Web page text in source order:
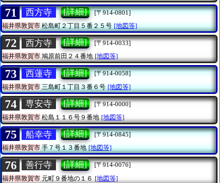
71 西方寺 [詳細]
[〒914-0801]
福井県敦賀市松島町２丁目５番２５号 [地図等]
72 西方寺 [詳細]
[〒914-0033]
福井県敦賀市鳩原前田２４番地 [地図等]
73 西蓮寺 [詳細]
[〒914-0058]
福井県敦賀市三島町１丁目３番６号 [地図等]
74 専安寺 [詳細]
[〒914-0000]
福井県敦賀市 松島１１６号９番地 [地図等]
75 船幸寺 [詳細]
[〒914-0845]
福井県敦賀市手７号１３番地 [地図等]
76 善行寺 [詳細]
[〒914-0076]
福井県敦賀市 元町９番地の１６ [地図等]